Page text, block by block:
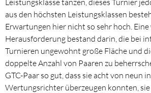
aus den höchsten Leistungsklassen
Erwartungen hier nicht so sehr hoch.
Herausforderung bestand darin, die bei
Turnieren ungewohnt große Fläche und
doppelte Anzahl von Paaren zu
GTC-Paar so gut, dass sie acht von neun
Wertungsrichter überzeugen konnten,